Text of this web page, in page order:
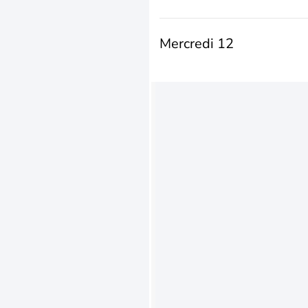
Mercredi 12